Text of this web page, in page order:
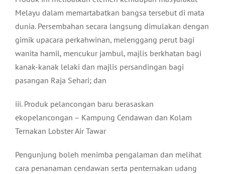
Melayu dalam memartabatkan bangsa tersebut di mata
dunia. Persembahan secara langsung dimulakan dengan
gimik upacara perkahwinan, melenggang perut bagi
wanita hamil, mencukur jambul, majlis berkhatan bagi
kanak-kanak lelaki dan majlis persandingan bagi
pasangan Raja Sehari; dan
iii. Produk pelancongan baru berasaskan
ekopelancongan – Kampung Cendawan dan Kolam
Ternakan Lobster Air Tawar
Pengunjung boleh menimba pengalaman dan melihat
cara penanaman cendawan serta penternakan udang